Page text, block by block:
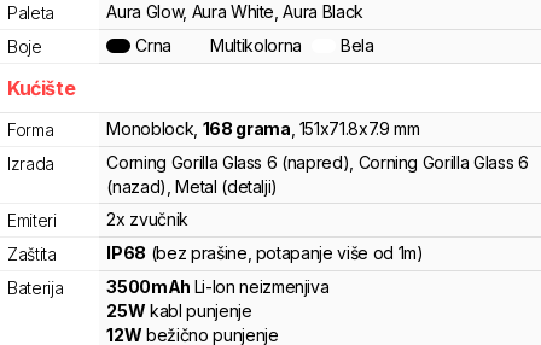
Paleta
Aura Glow, Aura White, Aura Black
Boje
Crna Multikolorna Bela
Kućište
Forma Monoblock 168 grama 151x71.8x7.9 mm
Izrada
Corning Gorilla Glass 6 (napred), Corning Gorilla Glass 6
(nazad), Metal (detalji)
Emiteri
2x zvučnik
Zaštita
IP68 (bez prašine, potapanje više od 1m)
Baterija
3500mAh Li-Ion neizmenjiva
25W kabl punjenje
12W bežično punjenje